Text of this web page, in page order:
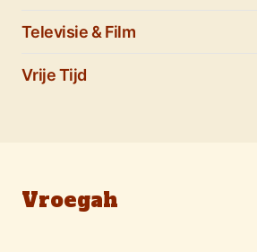
Televisie & Film
Vrije Tijd
Vroegah